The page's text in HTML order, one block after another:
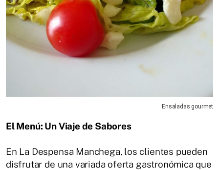
Ensaladas gourmet
El Menú: Un Viaje de Sabores
En La Despensa Manchega, los clientes pueden
disfrutar de una variada oferta gastronómica que